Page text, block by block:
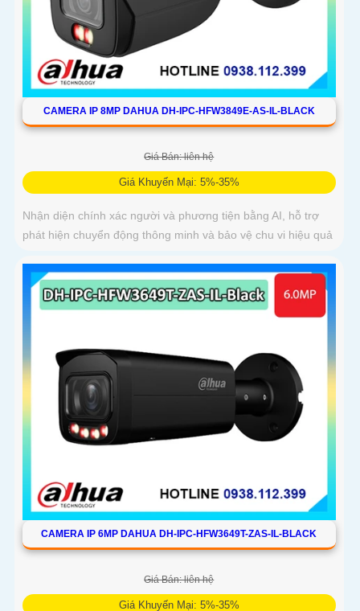
CAMERA IP 8MP DAHUA DH-IPC-HFW3849E-AS-IL-BLACK
Giá Bán: liên hệ
Giá Khuyến Mại: 5%-35%
Nhận diện chính xác người và phương tiện bằng AI, hỗ trợ
phát hiện chuyển động thông minh và bảo vệ chu vi hiệu quả
CAMERA IP 6MP DAHUA DH-IPC-HFW3649T-ZAS-IL-BLACK
Giá Bán: liên hệ
Giá Khuyến Mại: 5%-35%